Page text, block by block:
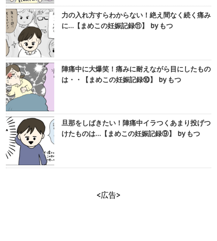
力の入れ方すらわからない！絶え間なく続く痛み
に…【まめこの妊娠記録⑪】 by もつ
陣痛中に大爆笑！痛みに耐えながら目にしたもの
は・・【まめこの妊娠記録⑩】 by もつ
旦那をしばきたい！陣痛中イラつくあまり投げつ
けたものは…【まめこの妊娠記録⑨】 by もつ
<広告>